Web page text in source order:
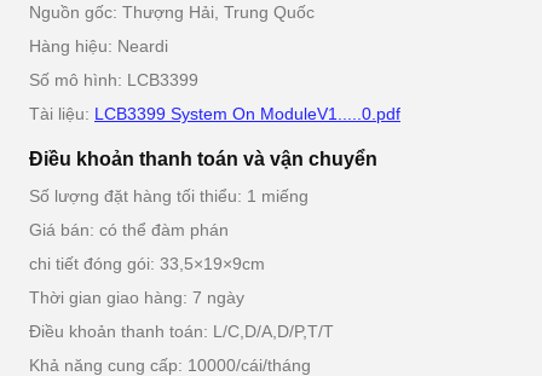
Nguồn gốc: Thượng Hải, Trung Quốc
Hàng hiệu: Neardi
Số mô hình: LCB3399
Tài liệu: LCB3399 System On ModuleV1.....0.pdf
Điều khoản thanh toán và vận chuyển
Số lượng đặt hàng tối thiểu: 1 miếng
Giá bán: có thể đàm phán
chi tiết đóng gói: 33,5×19×9cm
Thời gian giao hàng: 7 ngày
Điều khoản thanh toán: L/C,D/A,D/P,T/T
Khả năng cung cấp: 10000/cái/tháng